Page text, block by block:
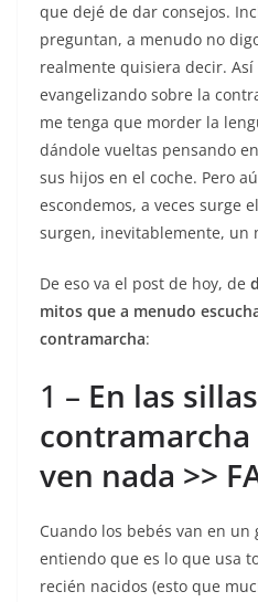
que dejé de dar consejos.
preguntan, a menudo no
realmente quisiera decir.
evangelizando sobre la
me tenga que morder la
dándole vueltas pensando
sus hijos en el coche. Pero
escondemos, a veces surge
surgen, inevitablemente, un
De eso va el post de hoy, de
mitos que a menudo
contramarcha:
1 – En las
ven nada >>
Cuando los bebés van en un
entiendo que es lo que usa
recién nacidos (esto que